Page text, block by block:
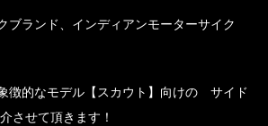
ブランド、インディアンモーターサイク
徴的なモデル【スカウト】向けの サイド
させて頂きます！